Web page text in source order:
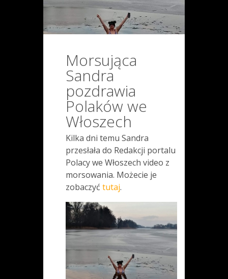
Morsująca
Sandra
pozdrawia
Polaków we
Włoszech
Kilka dni temu Sandra
przesłała do Redakcji portalu
Polacy we Włoszech video z
morsowania. Możecie je
zobaczyć tutaj.